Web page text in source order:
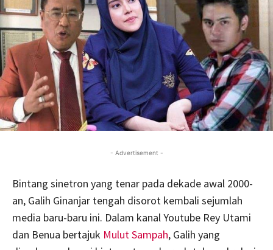
- Advertisement -
Bintang sinetron yang tenar pada dekade awal 2000-
an, Galih Ginanjar tengah disorot kembali sejumlah
media baru-baru ini. Dalam kanal Youtube Rey Utami
dan Benua bertajuk Mulut Sampah, Galih yang